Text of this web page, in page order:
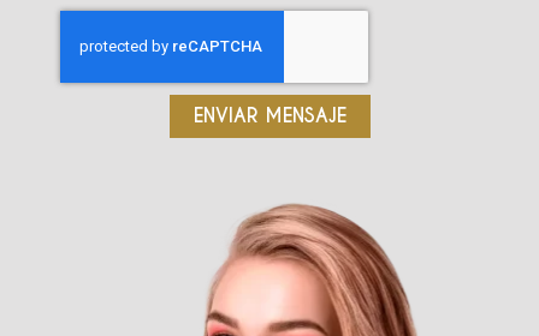
ENVIAR MENSAJE